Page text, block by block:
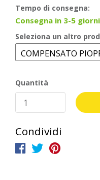
Tempo di consegna:
Consegna in 3-5
Seleziona un altro
Quantità
Condividi